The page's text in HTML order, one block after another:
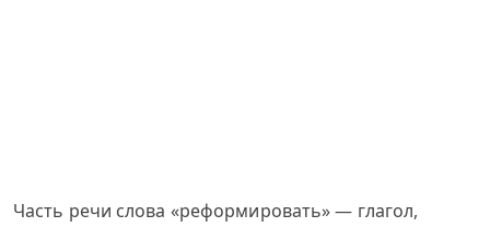
Часть речи слова «реформировать» — глагол,